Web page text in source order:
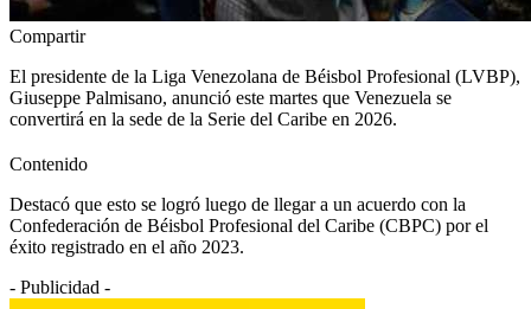
Compartir
El presidente de la Liga Venezolana de Béisbol Profesional (LVBP),
Giuseppe Palmisano, anunció este martes que Venezuela se
convertirá en la sede de la Serie del Caribe en 2026.
Contenido
Destacó que esto se logró luego de llegar a un acuerdo con la
Confederación de Béisbol Profesional del Caribe (CBPC) por el
éxito registrado en el año 2023.
- Publicidad -